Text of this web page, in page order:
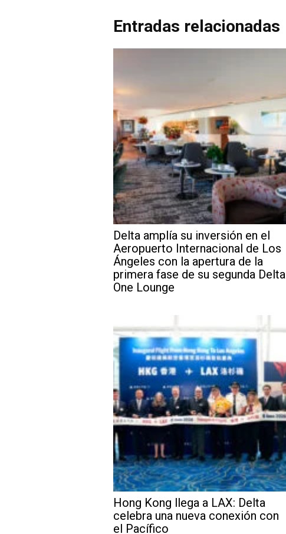
Entradas relacionadas
Delta amplía su inversión en el
Aeropuerto Internacional de Los
Ángeles con la apertura de la
primera fase de su segunda Delta
One Lounge
Hong Kong llega a LAX: Delta
celebra una nueva conexión con
el Pacífico